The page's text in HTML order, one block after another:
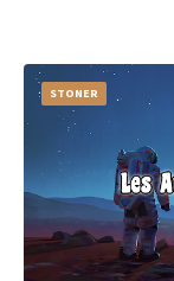
STONER